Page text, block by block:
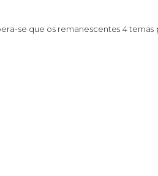
se que os remanescentes 4